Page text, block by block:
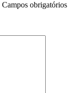
Campos obrigatórios